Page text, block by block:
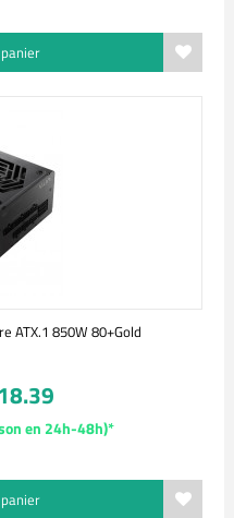
ATX.1 850W 80+Gold
en 24h-48h)*